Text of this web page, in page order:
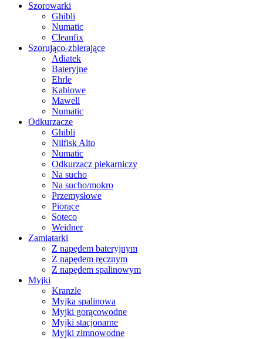
Szorowarki
Ghibli
Numatic
Cleanfix
Szorująco-zbierające
Adiatek
Bateryjne
Ehrle
Kablowe
Mawell
Numatic
Odkurzacze
Ghibli
Nilfisk Alto
Numatic
Odkurzacz piekarniczy
Na sucho
Na sucho/mokro
Przemysłowe
Piorące
Soteco
Weidner
Zamiatarki
Z napędem bateryjnym
Z napędem ręcznym
Z napędem spalinowym
Myjki
Kranzle
Myjka spalinowa
Myjki gorącowodne
Myjki stacjonarne
Myjki zimnowodne